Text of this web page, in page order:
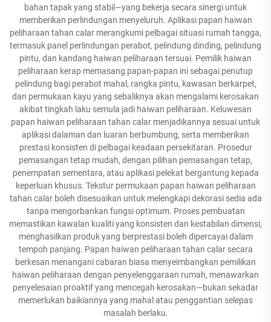
bahan tapak yang stabil—yang bekerja secara sinergi untuk
memberikan perlindungan menyeluruh. Aplikasi papan haiwan
peliharaan tahan calar merangkumi pelbagai situasi rumah tangga,
termasuk panel perlindungan perabot, pelindung dinding, pelindung
pintu, dan kandang haiwan peliharaan tersuai. Pemilik haiwan
peliharaan kerap memasang papan-papan ini sebagai penutup
pelindung bagi perabot mahal, rangka pintu, kawasan berkarpet,
dan permukaan kayu yang sebaliknya akan mengalami kerosakan
akibat tingkah laku semula jadi haiwan peliharaan. Keluwesan
papan haiwan peliharaan tahan calar menjadikannya sesuai untuk
aplikasi dalaman dan luaran berbumbung, serta memberikan
prestasi konsisten di pelbagai keadaan persekitaran. Prosedur
pemasangan tetap mudah, dengan pilihan pemasangan tetap,
penempatan sementara, atau aplikasi pelekat bergantung kepada
keperluan khusus. Tekstur permukaan papan haiwan peliharaan
tahan calar boleh disesuaikan untuk melengkapi dekorasi sedia ada
tanpa mengorbankan fungsi optimum. Proses pembuatan
memastikan kawalan kualiti yang konsisten dan kestabilan dimensi,
menghasilkan produk yang berprestasi boleh dipercayai dalam
tempoh panjang. Papan haiwan peliharaan tahan calar secara
berkesan menangani cabaran biasa menyeimbangkan pemilikan
haiwan peliharaan dengan penyelenggaraan rumah, menawarkan
penyelesaian proaktif yang mencegah kerosakan—bukan sekadar
memerlukan baikiannya yang mahal atau penggantian selepas
masalah berlaku.